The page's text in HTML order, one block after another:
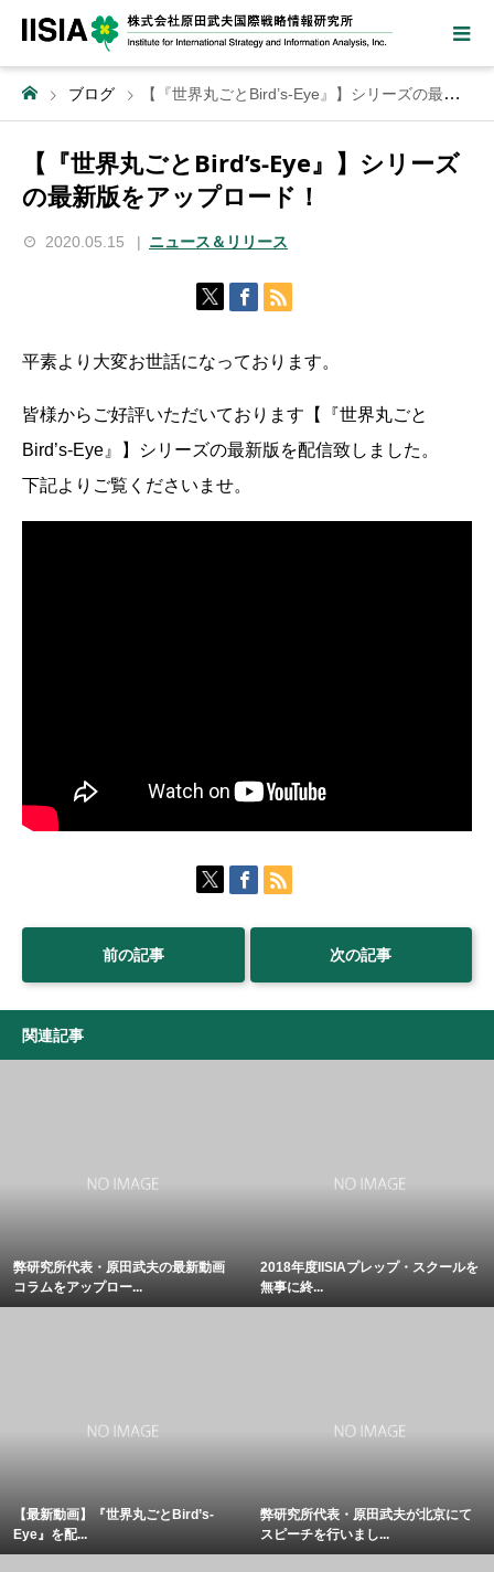
ブログ 【『世界丸ごとBird’s-Eye』】シリーズの最新版をアップロード！
【『世界丸ごとBird’s-Eye』】シリーズ
の最新版をアップロード！
2020.05.15 ニュース＆リリース
平素より大変お世話になっております。
皆様からご好評いただいております【『世界丸ごと
Bird’s-Eye』】シリーズの最新版を配信致しました。
下記よりご覧くださいませ。
前の記事 次の記事
関連記事
弊研究所代表・原田武夫の最新動画
コラムをアップロー...
2018年度IISIAプレップ・スクールを
無事に終...
【最新動画】『世界丸ごとBird’s-
Eye』を配...
弊研究所代表・原田武夫が北京にて
スピーチを行いまし...